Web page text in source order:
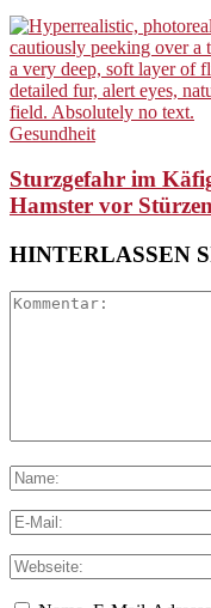
Gesundheit
Sturzgefahr im
Hamster vor
HINTERLASSEN